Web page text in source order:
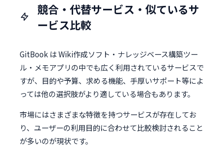
競合・代替サービス・似ているサ
ービス比較
GitBook は Wiki作成ソフト・ナレッジベース構築ツー
ル・メモアプリの中でも広く利用されているサービスで
すが、目的や予算、求める機能、手厚いサポート等によ
っては他の選択肢がより適している場合もあります。
市場にはさまざまな特徴を持つサービスが存在してお
り、ユーザーの利用目的に合わせて比較検討されること
が多いのが現状です。